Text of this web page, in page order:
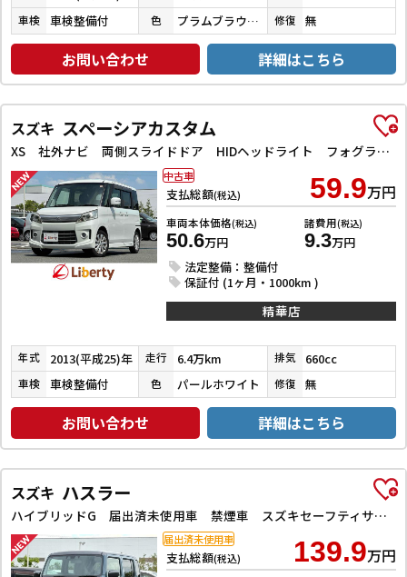
車検 車検整備付 色 プラムブラウンクリスタルマイカ 修復 無
お問い合わせ 詳細はこちら
スズキ スペーシアカスタム
XS 社外ナビ 両側スライドドア HIDヘッドライト フォグライト スマートキー プッシュスタート 電動格納ミラー オートエアコン 純正アルミホイール
支払総額(税込) 59.9万円
車両本体価格(税込)
50.6万円
諸費用(税込)
9.3万円
法定整備：整備付
保証付 (1ヶ月・1000km )
中古車
精華店
年式 2013(平成25)年 走行 6.4万km 排気 660cc
車検 車検整備付 色 パールホワイト 修復 無
お問い合わせ 詳細はこちら
スズキ ハスラー
ハイブリッドG 届出済未使用車 禁煙車 スズキセーフティサポート アダプティブクルーズコントロール LEDヘッドライト スマートキー プッシュスタート アイドリングストップ 前席シートヒーター ステアリングスイッチ
支払総額(税込) 139.9万円
届出済未使用車